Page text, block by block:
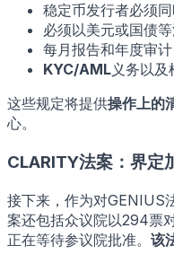
稳定币发行者必须
必须以美元或国债
每月报告和年度审计
KYC/AML义务以及
这些规定将提供操作上的
心。
CLARITY法案：界定
接下来，作为对GENIUS
案还包括众议院以294票
正在等待参议院批准。 该